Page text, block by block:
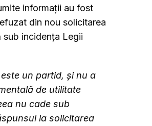
informaţii au fost
din nou solicitarea
incidenţa Legii
un partid, și nu a
de utilitate
nu cade sub
la solicitarea